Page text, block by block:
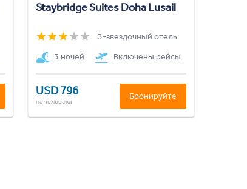
Staybridge Suites Doha Lusail
3-звездочный отель
3 ночей
Включены рейсы
USD 796
на человека
Бронируйте